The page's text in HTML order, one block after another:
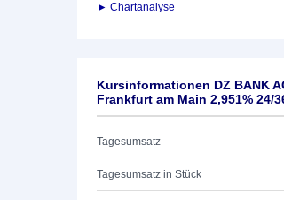
► Chartanalyse
Kursinformationen DZ BANK
Frankfurt am Main 2,951% 24/
Tagesumsatz
Tagesumsatz in Stück